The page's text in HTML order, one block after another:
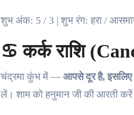
शुभ अंक: 5 / 3 | शुभ रंग: हरा /
♋ कर्क राशि
चंद्रमा कुंभ में — आपसे दूर है,
लें। शाम को हनुमान जी की आरती